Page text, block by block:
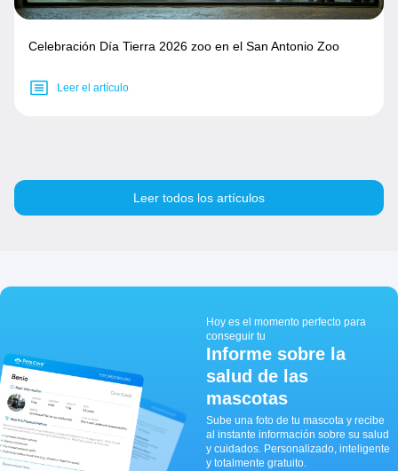
Celebración Día Tierra 2026 zoo en el San Antonio Zoo
Leer el artículo
Leer todos los artículos
Hoy es el momento perfecto para
conseguir tu
Informe sobre la
salud de las
mascotas
Sube una foto de tu mascota y recibe
al instante información sobre su salud
y cuidados. Personalizado, inteligente
y totalmente gratuito.